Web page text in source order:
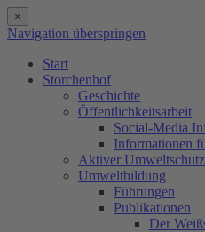
×
Navigation überspringen
Start
Storchenhof
Geschichte
Öffentlichkeitsarbeit
Social-Media
Informationen
Aktiver Umweltschutz
Umweltbildung
Führungen
Publikationen
Der